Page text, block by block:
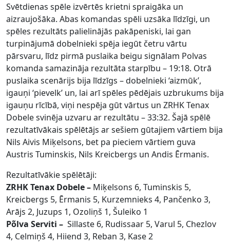
Svētdienas spēle izvērtēs krietni spraigāka un
aizraujošāka. Abas komandas spēli uzsāka līdzīgi, un
spēles rezultāts palielinājās pakāpeniski, lai gan
turpinājumā dobelnieki spēja iegūt četru vārtu
pārsvaru, līdz pirmā puslaika beigu signālam Polvas
komanda samazināja rezultāta starpību – 19:18. Otrā
puslaika scenārijs bija līdzīgs – dobelnieki ‘aizmūk’,
igauņi ‘pievelk’ un, lai arī spēles pēdējais uzbrukums bija
igauņu rīcībā, viņi nespēja gūt vārtus un ZRHK Tenax
Dobele svinēja uzvaru ar rezultātu – 33:32. Šajā spēlē
rezultatīvākais spēlētājs ar sešiem gūtajiem vārtiem bija
Nils Aivis Miķelsons, bet pa pieciem vārtiem guva
Austris Tuminskis, Nils Kreicbergs un Andis Ērmanis.
Rezultatīvākie spēlētāji:
ZRHK Tenax Dobele – Miķelsons 6, Tuminskis 5,
Kreicbergs 5, Ērmanis 5, Kurzemnieks 4, Pančenko 3,
Arājs 2, Juzups 1, Ozoliņš 1, Šuleiko 1
Põlva Serviti – Sillaste 6, Rudissaar 5, Varul 5, Chezlov
4, Celmiņš 4, Hiiend 3, Reban 3, Kase 2